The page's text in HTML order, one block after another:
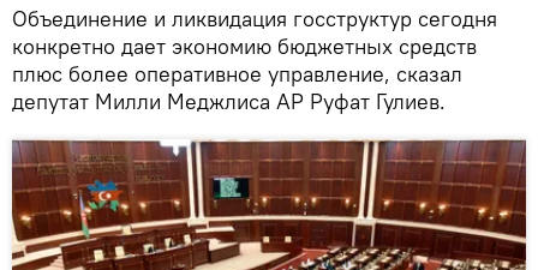
Объединение и ликвидация госструктур сегодня
конкретно дает экономию бюджетных средств
плюс более оперативное управление, сказал
депутат Милли Меджлиса АР Руфат Гулиев.